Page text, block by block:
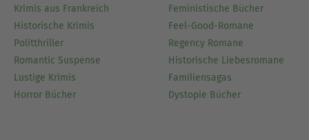
Krimis aus Frankreich
Historische Krimis
Politthriller
Romantic Suspense
Lustige Krimis
Horror Bücher
Feministische Bücher
Feel-Good-Romane
Regency Romane
Historische Liebesromane
Familiensagas
Dystopie Bücher